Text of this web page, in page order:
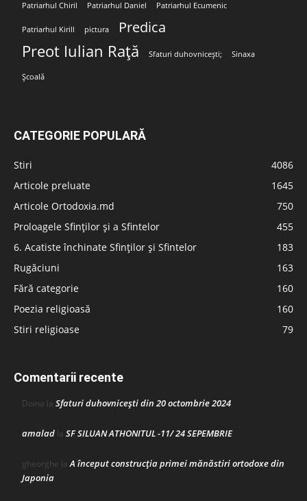
Patriarhul Chiril Patriarhul Daniel Patriarhul Ecumenic
Patriarhul Kirill pictura Predica
Preot Iulian Rață Sfaturi duhovnicești; Sinaxa
Școală
CATEGORIE POPULARĂ
Stiri
4086
Articole preluate
1645
Articole Ortodoxia.md
750
Proloagele Sfinților și a Sfintelor
455
6. Acatiste închinate Sfinților și Sfintelor
183
Rugăciuni
163
Fără categorie
160
Poezia religioasă
160
Stiri religioase
79
Comentarii recente
Doina la Sfaturi duhovnicești din 20 octombrie 2024
amalad la SF SILUAN ATHONITUL -11/ 24 SEPEMBRIE
gheorghe laA început construcţia primei mănăstiri ortodoxe din
Japonia